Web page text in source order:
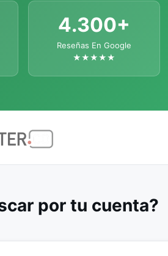
4.300+
Reseñas En Google
★★★★★
por tu cuenta?